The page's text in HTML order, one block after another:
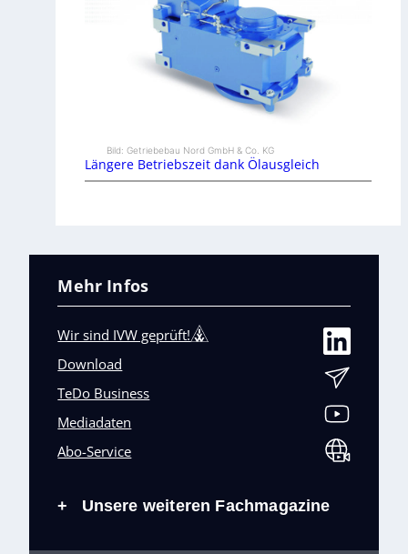
Bild: Getriebebau Nord GmbH & Co. KG
Längere Betriebszeit dank Ölausgleich
Mehr Infos
Wir sind IVW geprüft!
Download
TeDo Business
Mediadaten
Abo-Service
+ Unsere weiteren Fachmagazine